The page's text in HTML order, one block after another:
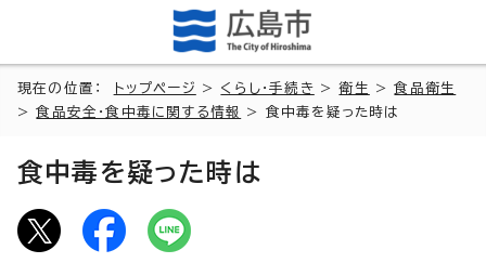
現在の位置： トップページ > くらし・手続き >衛生 >食品衛生
>食品安全・食中毒に関する情報 > 食中毒を疑った時は
食中毒を疑った時は